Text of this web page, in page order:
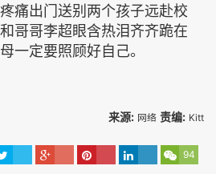
痛出门送别两个孩子远赴校
哥哥李超眼含热泪齐齐跪在
一定要照顾好自己。
来源: 网络 责编: Kitt
94